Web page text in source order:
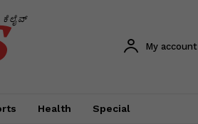
ಕೆಲೈವ್
My account
Health Special